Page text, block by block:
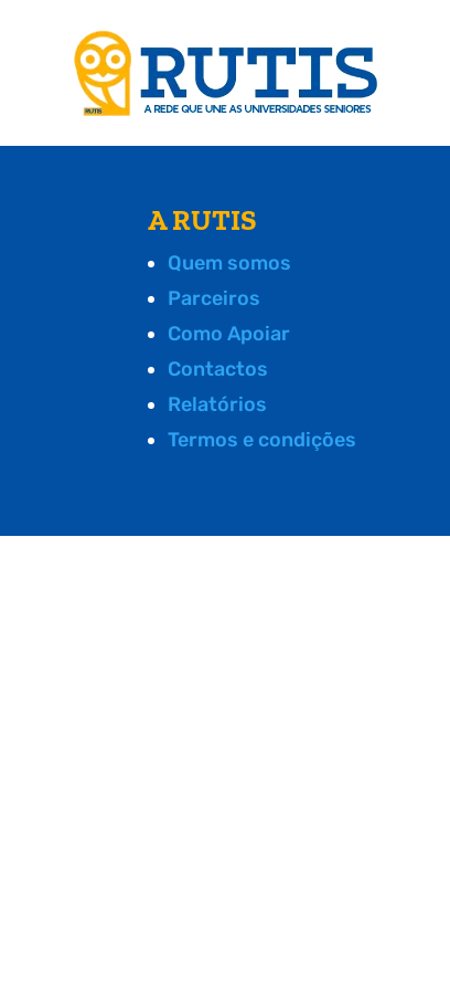
A RUTIS
Quem somos
Parceiros
Como Apoiar
Contactos
Relatórios
Termos e condições